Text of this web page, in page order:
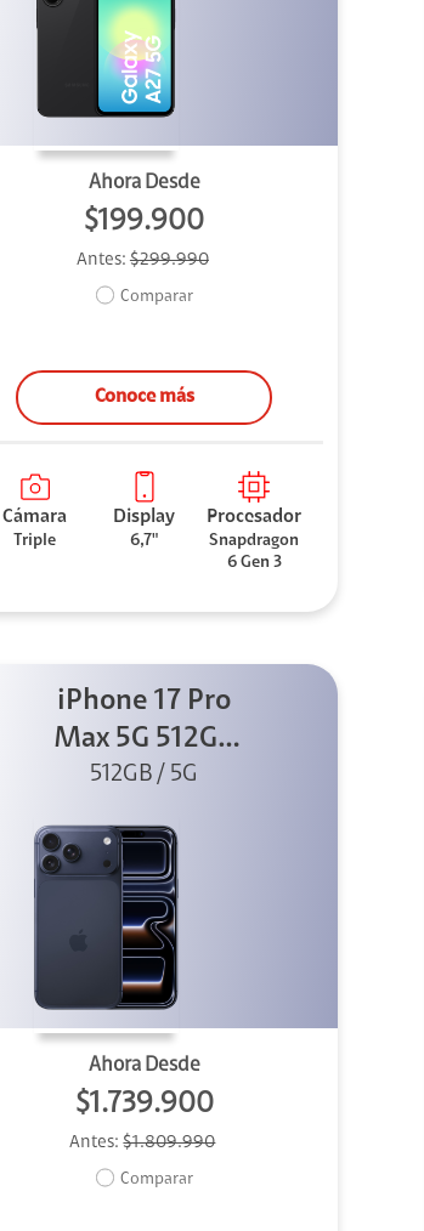
Ahora Desde
$199.900
Antes: $299.990
Comparar
Conoce más
Cámara
Triple
Display
6,7"
Procesador
Snapdragon
6 Gen 3
iPhone 17 Pro
Max 5G 512GB
Azul profundo
512GB / 5G
Ahora Desde
$1.739.900
Antes:$1.809.990
Comparar